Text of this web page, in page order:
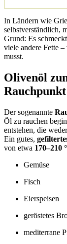
In Ländern wie
selbstverständlich,
Grund: Es
viele andere Fette
musst.
Olivenöl
Der sogenannte
Öl zu rauchen
entstehen, die
Ein gutes,
von etwa 170–210
Gemüse
Fisch
Eierspeisen
geröstetes
mediterrane